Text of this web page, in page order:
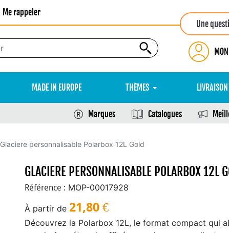
Me rappeler
Une
MADE IN EUROPE THÈMES
Marques Catalogues
Glaciere personnalisable Polarbox 12L Gold
GLACIERE PERSONNALISABLE POLARBOX 12L
Référence : MOP-00017928
À partir de 21,80 €
Découvrez la Polarbox 12L, le format compact qui